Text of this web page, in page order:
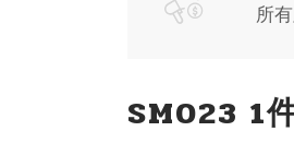
所
SM023 1